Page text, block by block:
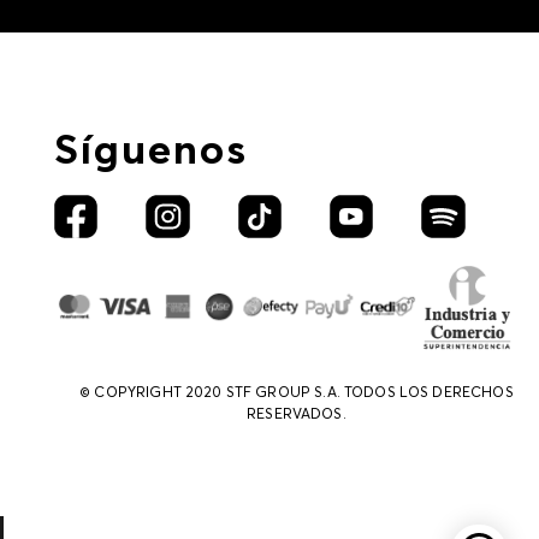
Síguenos
© COPYRIGHT 2020 STF GROUP S.A. TODOS LOS DERECHOS
RESERVADOS.